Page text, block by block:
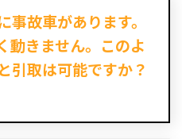
事故車があります。
動きません。このよ
引取は可能ですか？